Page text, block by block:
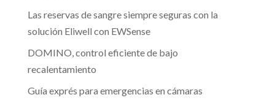
Las reservas de sangre siempre seguras con la
solución Eliwell con EWSense
DOMINO, control eficiente de bajo
recalentamiento
Guía exprés para emergencias en cámaras